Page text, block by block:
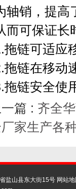
轴销，提高
而可保证长
拖链可适应
拖链在移动
拖链安全使
一篇 : 齐全
家生产各
盐山县东大街15号 网站